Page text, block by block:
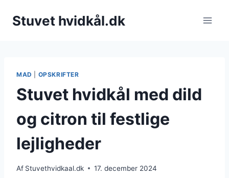
Stuvet hvidkål.dk
MAD OPSKRIFTER
Stuvet hvidkål med dild
og citron til festlige
lejligheder
Af Stuvethvidkaal.dk 17. december 2024